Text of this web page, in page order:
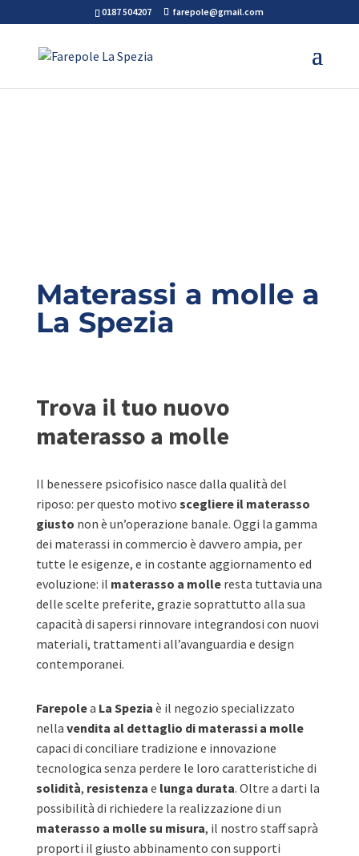
0187 504207 farepole@gmail.com
Materassi a molle a
La Spezia
Trova il tuo nuovo
materasso a molle
Il benessere psicofisico nasce dalla qualità del
riposo: per questo motivo scegliere il materasso
giusto non è un’operazione banale. Oggi la gamma
dei materassi in commercio è davvero ampia, per
tutte le esigenze, e in costante aggiornamento ed
evoluzione: il materasso a molleresta tuttavia una
delle scelte preferite, grazie soprattutto alla sua
capacità di sapersi rinnovare integrandosi con nuovi
materiali, trattamenti all’avanguardia e design
contemporanei.
Farepolea La Spezia è il negozio specializzato
nella vendita al dettaglio di materassi a molle
capaci di conciliare tradizione e innovazione
tecnologica senza perdere le loro caratteristiche di
solidità, resistenza e lunga durata. Oltre a darti la
possibilità di richiedere la realizzazione di un
materasso a molle su misura, il nostro staff saprà
proporti il giusto abbinamento con supporti